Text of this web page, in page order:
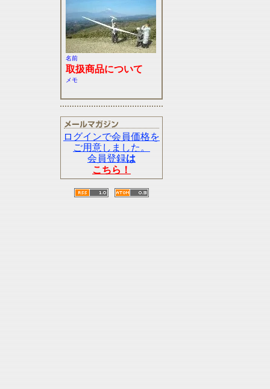
名前
取扱商品について
メモ
ログインで会員価格を
ご用意しました。
会員登録は
こちら！